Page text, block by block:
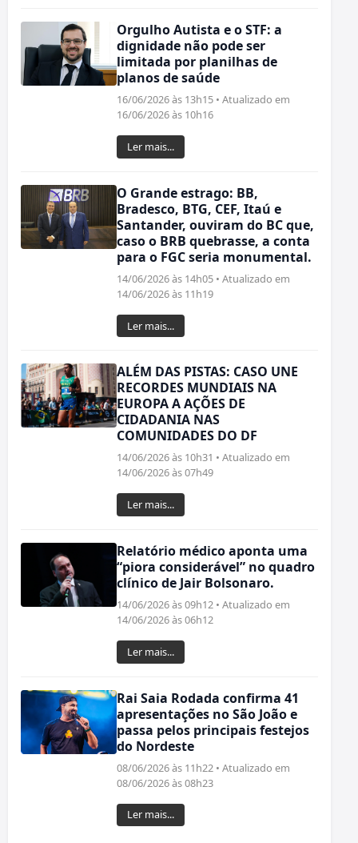
Orgulho Autista e o STF: a
dignidade não pode ser
limitada por planilhas de
planos de saúde
16/06/2026 às 13h15 • Atualizado em
16/06/2026 às 10h16
Ler mais...
O Grande estrago: BB,
Bradesco, BTG, CEF, Itaú e
Santander, ouviram do BC que,
caso o BRB quebrasse, a conta
para o FGC seria monumental.
14/06/2026 às 14h05 • Atualizado em
14/06/2026 às 11h19
Ler mais...
ALÉM DAS PISTAS: CASO UNE
RECORDES MUNDIAIS NA
EUROPA A AÇÕES DE
CIDADANIA NAS
COMUNIDADES DO DF
14/06/2026 às 10h31 • Atualizado em
14/06/2026 às 07h49
Ler mais...
Relatório médico aponta uma
“piora considerável” no quadro
clínico de Jair Bolsonaro.
14/06/2026 às 09h12 • Atualizado em
14/06/2026 às 06h12
Ler mais...
Rai Saia Rodada confirma 41
apresentações no São João e
passa pelos principais festejos
do Nordeste
08/06/2026 às 11h22 • Atualizado em
08/06/2026 às 08h23
Ler mais...